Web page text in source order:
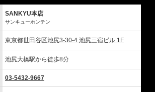
SANKYU本店
サンキューホンテン
東京都世田谷区池尻3-30-4 池尻三宿ビル 1F
池尻大橋駅から徒歩8分
03-5432-9667